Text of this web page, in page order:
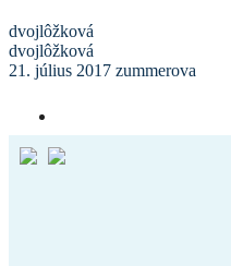
dvojlôžková
dvojlôžková
21. július 2017 zummerova